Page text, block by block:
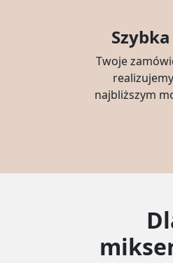
Twoje
najbliższym